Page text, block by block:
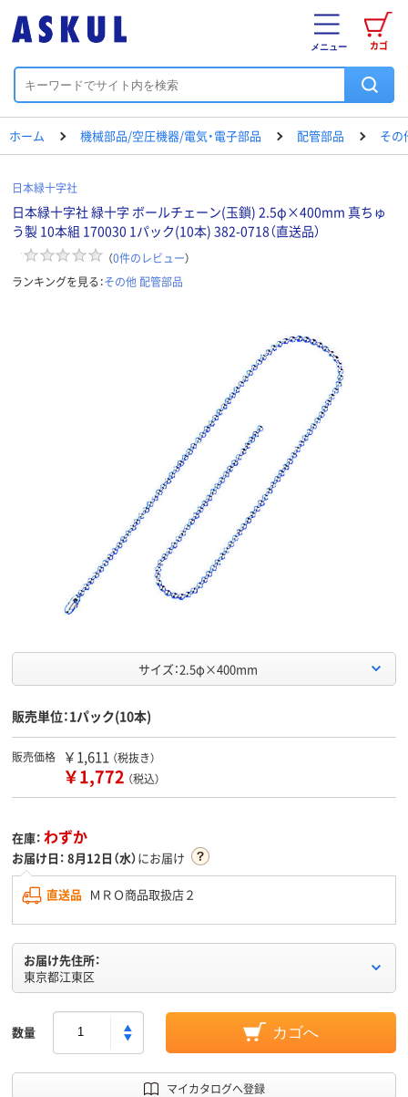
カゴ
メニュー
ホーム 機械部品/空圧機器/電気・電子部品 配管部品 その
日本緑十字社
日本緑十字社 緑十字 ボールチェーン(玉鎖) 2.5φ×400mm 真ちゅ
う製 10本組 170030 1パック(10本) 382-0718（直送品）
（0件のレビュー）
ランキングを見る：その他 配管部品
サイズ：2.5φ×400mm
販売単位：1パック(10本)
販売価格 ￥1,611 （税抜き）
￥1,772 （税込）
在庫： わずか
お届け日： 8月12日（水）にお届け
直送品 ＭＲＯ商品取扱店２
お届け先住所：
東京都江東区
数量 カゴへ
マイカタログへ登録